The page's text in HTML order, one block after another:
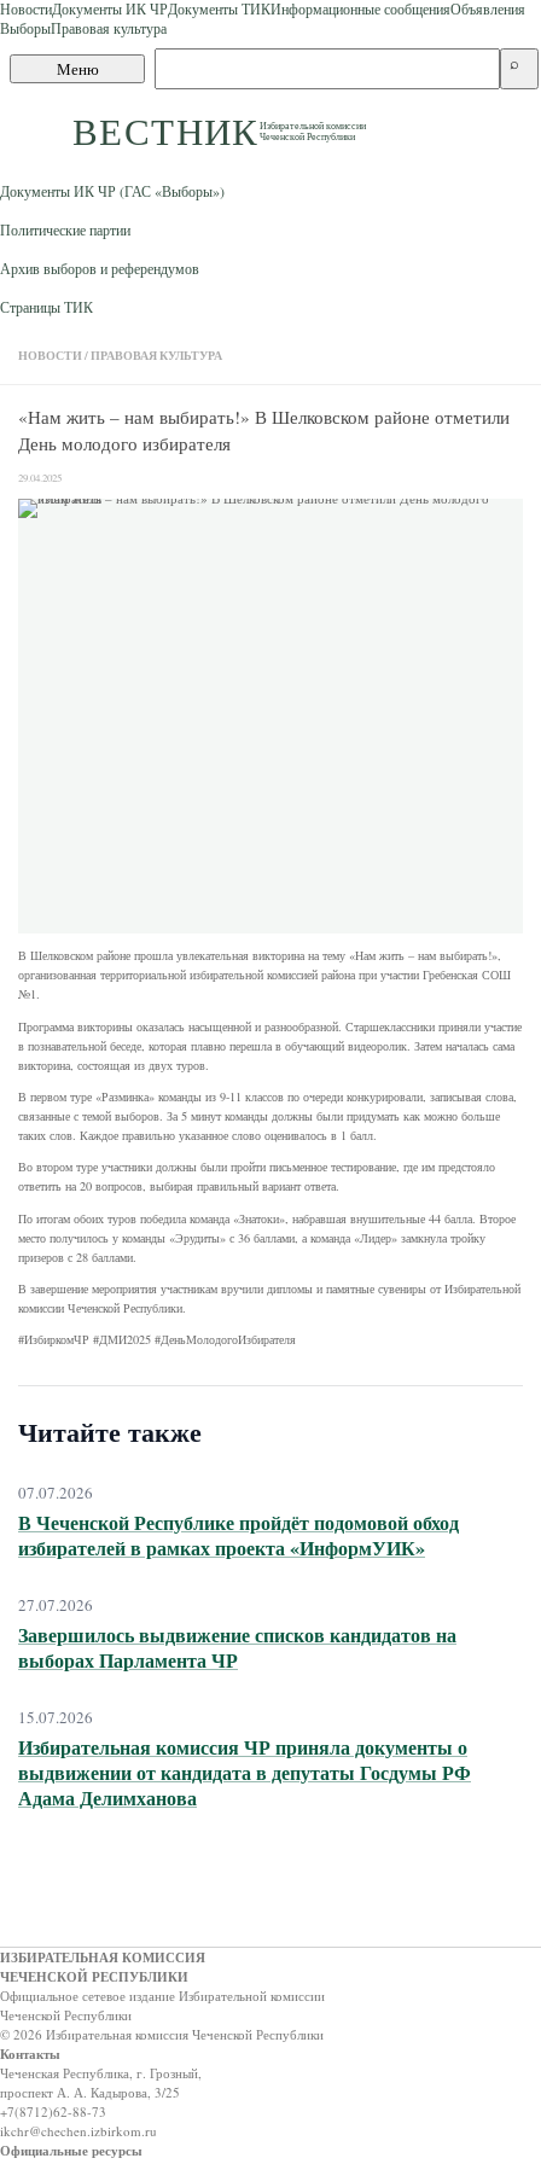
Skip to content
НовостиДокументы ИК ЧРДокументы ТИКИнформационные сообщенияОбъявления
ВыборыПравовая культура
Меню
ВЕСТНИКИзбирательной комиссии
Чеченской Республики
сайту
⌕
Документы ИК ЧР (ГАС «Выборы»)
Политические партии
Архив выборов и референдумов
Страницы ТИК
НОВОСТИ /ПРАВОВАЯ КУЛЬТУРА
«Нам жить – нам выбирать!» В Шелковском районе отметили
День молодого избирателя
29.04.2025
В Шелковском районе прошла увлекательная викторина на тему «Нам жить – нам выбирать!»,
организованная территориальной избирательной комиссией района при участии Гребенская СОШ
№1.
Программа викторины оказалась насыщенной и разнообразной. Старшеклассники приняли участие
в познавательной беседе, которая плавно перешла в обучающий видеоролик. Затем началась сама
викторина, состоящая из двух туров.
В первом туре «Разминка» команды из 9-11 классов по очереди конкурировали, записывая слова,
связанные с темой выборов. За 5 минут команды должны были придумать как можно больше
таких слов. Каждое правильно указанное слово оценивалось в 1 балл.
Во втором туре участники должны были пройти письменное тестирование, где им предстояло
ответить на 20 вопросов, выбирая правильный вариант ответа.
По итогам обоих туров победила команда «Знатоки», набравшая внушительные 44 балла. Второе
место получилось у команды «Эрудиты» с 36 баллами, а команда «Лидер» замкнула тройку
призеров с 28 баллами.
В завершение мероприятия участникам вручили дипломы и памятные сувениры от Избирательной
комиссии Чеченской Республики.
#ИзбиркомЧР #ДМИ2025 #ДеньМолодогоИзбирателя
Читайте также
07.07.2026
В Чеченской Республике пройдёт подомовой обход
избирателей в рамках проекта «ИнформУИК»
27.07.2026
Завершилось выдвижение списков кандидатов на
выборах Парламента ЧР
15.07.2026
Избирательная комиссия ЧР приняла документы о
выдвижении от кандидата в депутаты Госдумы РФ
Адама Делимханова
ИЗБИРАТЕЛЬНАЯ КОМИССИЯ
ЧЕЧЕНСКОЙ РЕСПУБЛИКИ
Официальное сетевое издание Избирательной комиссии
Чеченской Республики
© 2026 Избирательная комиссия Чеченской Республики
Контакты
Чеченская Республика, г. Грозный,
проспект А. А. Кадырова, 3/25
+7(8712)62-88-73
ikchr@chechen.izbirkom.ru
Официальные ресурсы